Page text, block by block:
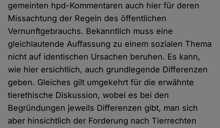
gemeinten hpd-Kommentaren auch hier für deren
Missachtung der Regeln des öffentlichen
Vernunftgebrauchs. Bekanntlich muss eine
gleichlautende Auffassung zu einem sozialen Thema
nicht auf identischen Ursachen beruhen. Es kann,
wie hier ersichtlich, auch grundlegende Differenzen
geben. Gleiches gilt umgekehrt für die erwähnte
tierethische Diskussion, wobei es bei den
Begründungen jeweils Differenzen gibt, man sich
aber hinsichtlich der Forderung nach Tierrechten